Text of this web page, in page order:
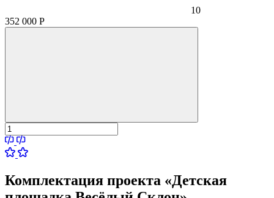
10
352 000 Р
Комплектация проекта «Детская